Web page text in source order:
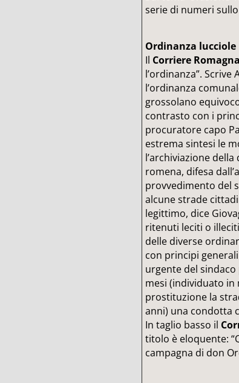
serie di numeri
Ordinanza lucciole
Il Corriere Romagna
l’ordinanza”.
l’ordinanza
grossolano
contrasto con i
procuratore capo
estrema sintesi le
l’archiviazione
romena, difesa
provvedimento del
alcune strade
legittimo, dice
ritenuti leciti o
delle diverse
con principi
urgente del
mesi (individuato
prostituzione la
anni) una condotta
In taglio basso il
titolo è eloquente:
campagna di don